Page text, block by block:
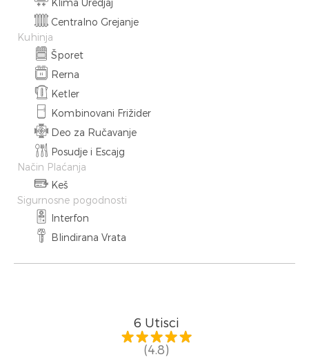
Centralno Grejanje
Kuhinja
Šporet
Rerna
Ketler
Kombinovani Frižider
Deo za Ručavanje
Posudje i Escajg
Način Plaćanja
Keš
Sigurnosne pogodnosti
Interfon
Blindirana Vrata
6 Utisci
(4.8)